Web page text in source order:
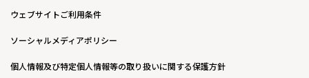
ウェブサイトご利用条件
ソーシャルメディアポリシー
個人情報及び特定個人情報等の取り扱いに関する保護方針